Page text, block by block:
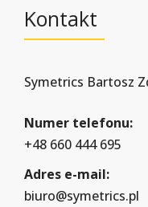
Kontakt
Symetrics Bartosz
Numer telefonu:
+48 660 444 695
Adres e-mail:
biuro@symetrics.pl